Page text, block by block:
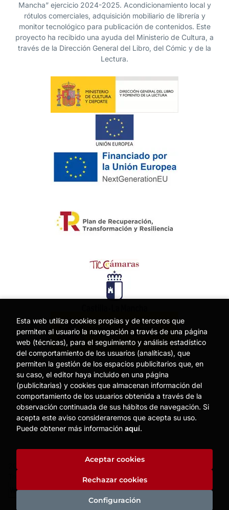
Mancha” ejercicio 2024-2025. Acondicionamiento local y
rótulos comerciales, adquisición mobiliario de librería y
monitor tecnológico para publicación de contenidos. Este
proyecto ha recibido una ayuda del Ministerio de Cultura, a
través de la Dirección General del Libro, del Cómic y de la
Lectura.
2026 ©
. Todos los Derechos Reservados |
Esta web utiliza cookies propias y de terceros que
permiten al usuario la navegación a través de una página
web (técnicas), para el seguimiento y análisis estadístico
del comportamiento de los usuarios (analíticas), que
permiten la gestión de los espacios publicitarios que, en
su caso, el editor haya incluido en una página
(publicitarias) y cookies que almacenan información del
comportamiento de los usuarios obtenida a través de la
observación continuada de sus hábitos de navegación. Si
acepta este aviso consideraremos que acepta su uso.
Puede obtener más información aquí.
Configuración
Rechazar cookies
Aceptar cookies